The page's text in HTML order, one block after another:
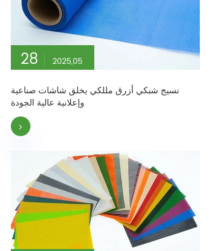
28 2025,05
نسيج شبكي أزرق مللكي يخلق شاشات صناعية
وإعلانية عالية الجودة